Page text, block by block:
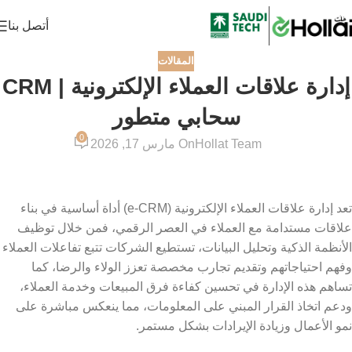
أتصل بنا
المقالات
إدارة علاقات العملاء الإلكترونية | CRM
سحابي متطور
Hollat Team On مارس 17, 2026
0
تعد إدارة علاقات العملاء الإلكترونية (e-CRM) أداة أساسية في بناء
علاقات مستدامة مع العملاء في العصر الرقمي، فمن خلال توظيف
الأنظمة الذكية وتحليل البيانات، تستطيع الشركات تتبع تفاعلات العملاء
وفهم احتياجاتهم وتقديم تجارب مخصصة تعزز الولاء والرضا، كما
تساهم هذه الإدارة في تحسين كفاءة فرق المبيعات وخدمة العملاء،
ودعم اتخاذ القرار المبني على المعلومات، مما ينعكس مباشرة على
نمو الأعمال وزيادة الإيرادات بشكل مستمر.